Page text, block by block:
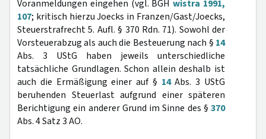
Voranmeldungen eingehen (vgl. BGHwistra 1991,
107; kritisch hierzu Joecks in Franzen/Gast/Joecks,
Steuerstrafrecht 5. Aufl. § 370 Rdn. 71). Sowohl der
Vorsteuerabzug als auch die Besteuerung nach § 14
Abs. 3 UStG haben jeweils unterschiedliche
tatsächliche Grundlagen. Schon allein deshalb ist
auch die Ermäßigung einer auf § 14Abs. 3 UStG
beruhenden Steuerlast aufgrund einer späteren
Berichtigung ein anderer Grund im Sinne des § 370
Abs. 4 Satz 3 AO.